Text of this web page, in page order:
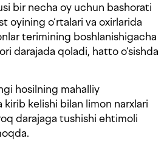
bir necha oy uchun bashorati
oyining o‘rtalari va oxirlarida
terimining boshlanishigacha
darajada qoladi, hatto o‘sishda
hosilning mahalliy
kelishi bilan limon narxlari
darajaga tushishi ehtimoli